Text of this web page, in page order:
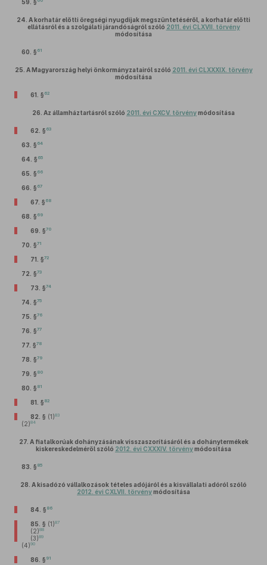
59. §
24. A korhatár előtti öregségi nyugdíjak megszüntetéséről, a korhatár előtti
ellátásról és a szolgálati járandóságról szóló 2011. évi CLXVII. törvény
módosítása
60. § 61
25. A Magyarország helyi önkormányzatairól szóló 2011. évi CLXXXIX. törvény
módosítása
61. § 62
26. Az államháztartásról szóló 2011. évi CXCV. törvénymódosítása
62. § 63
63. § 64
64. § 65
65. § 66
66. § 67
67. § 68
68. § 69
69. §70
70. §71
71. §72
72. §73
73. §74
74. §75
75. §76
76. §77
77. §78
78. §79
79. § 80
80. § 81
81. § 82
82. § (1)83
(2)84
27. A fiatalkorúak dohányzásának visszaszorításáról és a dohánytermékek
kiskereskedelméről szóló 2012. évi CXXXIV. törvénymódosítása
83. § 85
28. A kisadózó vállalkozások tételes adójáról és a kisvállalati adóról szóló
2012. évi CXLVII. törvénymódosítása
84. § 86
85. § (1)87
(2)88
(3)89
(4)90
86. § 91